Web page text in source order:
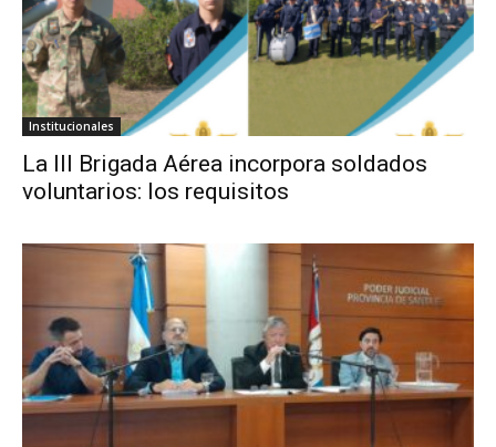
Institucionales
La III Brigada Aérea incorpora soldados
voluntarios: los requisitos